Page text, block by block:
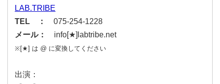
LAB.TRIBE
TEL ：
075-254-1228
メール：
info[★]labtribe.net
※[★] は @ に変換してください
出演：